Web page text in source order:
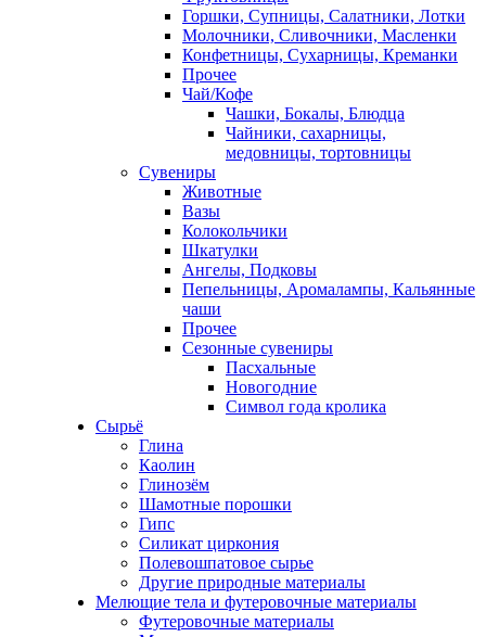
Горшки, Супницы, Салатники, Лотки
Молочники, Сливочники, Масленки
Конфетницы, Сухарницы, Креманки
Прочее
Чай/Кофе
Чашки, Бокалы, Блюдца
Чайники, сахарницы,
медовницы, тортовницы
Сувениры
Животные
Вазы
Колокольчики
Шкатулки
Ангелы, Подковы
Пепельницы, Аромалампы, Кальянные
чаши
Прочее
Сезонные сувениры
Пасхальные
Новогодние
Символ года кролика
Сырьё
Глина
Каолин
Глинозём
Шамотные порошки
Гипс
Силикат циркония
Полевошпатовое сырье
Другие природные материалы
Мелющие тела и футеровочные материалы
Футеровочные материалы